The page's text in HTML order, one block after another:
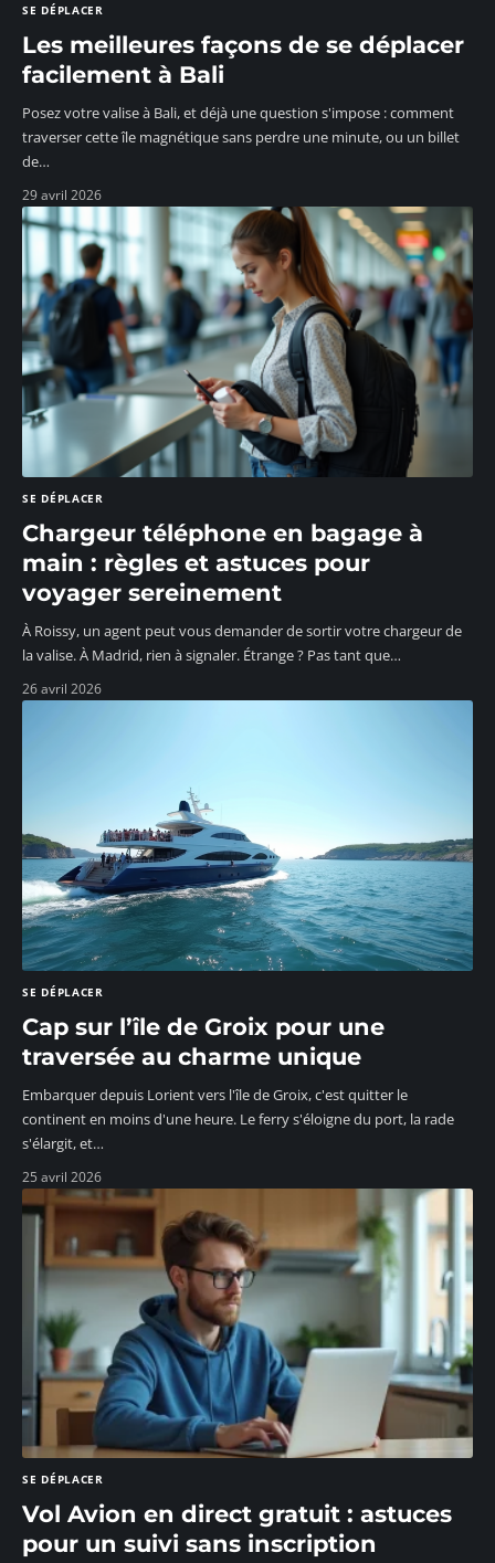
SE DÉPLACER
Les meilleures façons de se déplacer
facilement à Bali
Posez votre valise à Bali, et déjà une question s'impose : comment
traverser cette île magnétique sans perdre une minute, ou un billet
de…
29 avril 2026
SE DÉPLACER
Chargeur téléphone en bagage à
main : règles et astuces pour
voyager sereinement
À Roissy, un agent peut vous demander de sortir votre chargeur de
la valise. À Madrid, rien à signaler. Étrange ? Pas tant que…
26 avril 2026
SE DÉPLACER
Cap sur l’île de Groix pour une
traversée au charme unique
Embarquer depuis Lorient vers l'île de Groix, c'est quitter le
continent en moins d'une heure. Le ferry s'éloigne du port, la rade
s'élargit, et…
25 avril 2026
SE DÉPLACER
Vol Avion en direct gratuit : astuces
pour un suivi sans inscription